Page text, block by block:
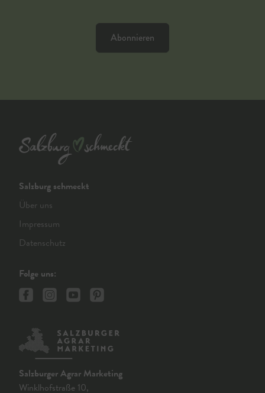
Abonnieren
Salzburg schmeckt
Über uns
Impressum
Datenschutz
Folge uns:
Salzburger Agrar Marketing
Winklhofstraße 10,